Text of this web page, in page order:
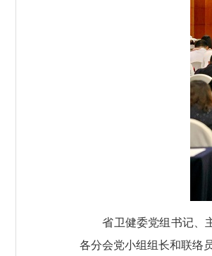
省卫健委党组书记、主
各分会党小组组长和联络